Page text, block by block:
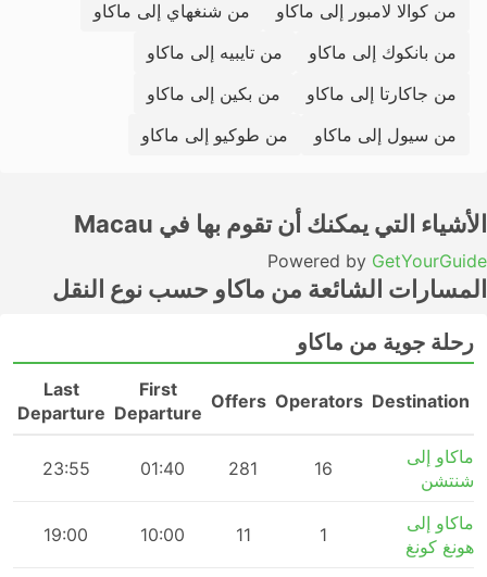
من كوالا لامبور إلى ماكاو
من شنغهاي إلى ماكاو
من بانكوك إلى ماكاو
من تايبيه إلى ماكاو
من جاكارتا إلى ماكاو
من بكين إلى ماكاو
من سيول إلى ماكاو
من طوكيو إلى ماكاو
الأشياء التي يمكنك أن تقوم بها في Macau
Powered by GetYourGuide
المسارات الشائعة من ماكاو حسب نوع النقل
رحلة جوية من ماكاو
Destination
Operators
Offers
First
Departure
Last
Departure
ماكاو إلى
شنتشن
16
281
01:40
23:55
ماكاو إلى
هونغ كونغ
1
11
10:00
19:00